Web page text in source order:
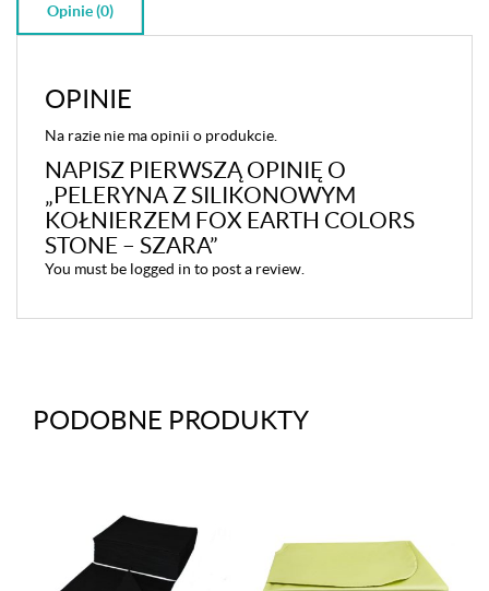
Opinie (0)
OPINIE
Na razie nie ma opinii o produkcie.
NAPISZ PIERWSZĄ OPINIĘ O
„PELERYNA Z SILIKONOWYM
KOŁNIERZEM FOX EARTH COLORS
STONE – SZARA”
You must be logged in to post a review.
PODOBNE PRODUKTY